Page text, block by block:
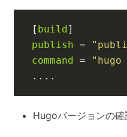
[ build]
publish =
command =
....
Hugoバージョンの確